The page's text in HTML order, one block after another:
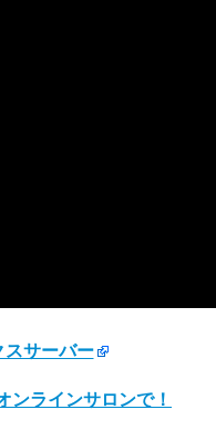
スサーバー
ンラインサロンで！